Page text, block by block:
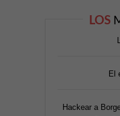
LOS
El
Hackear a